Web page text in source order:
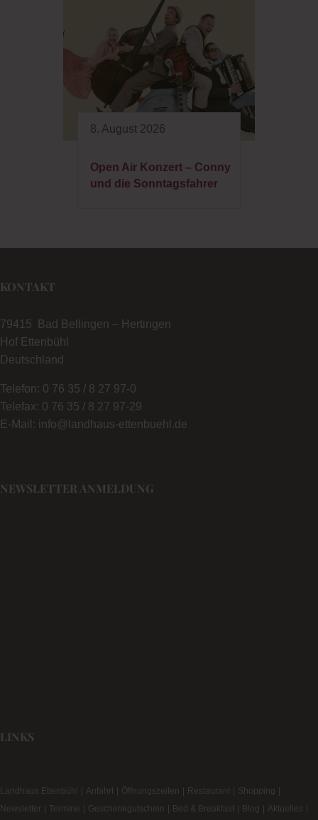
8. August 2026
Open Air Konzert – Conny
und die Sonntagsfahrer
KONTAKT
79415 Bad Bellingen – Hertingen
Hof Ettenbühl
Deutschland
Telefon: 0 76 35 / 8 27 97-0
Telefax: 0 76 35 / 8 27 97-29
E-Mail: info@landhaus-ettenbuehl.de
NEWSLETTER ANMELDUNG
LINKS
Landhaus Ettenbühl Anfahrt Öffnungszeiten Restaurant
Shopping
Newsletter
Termine Geschenkgutschein Bed & Breakfast Blog Aktuelles